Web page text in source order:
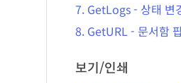
7. GetLogs- 상태 변
8. GetURL- 문서함
보기/인쇄